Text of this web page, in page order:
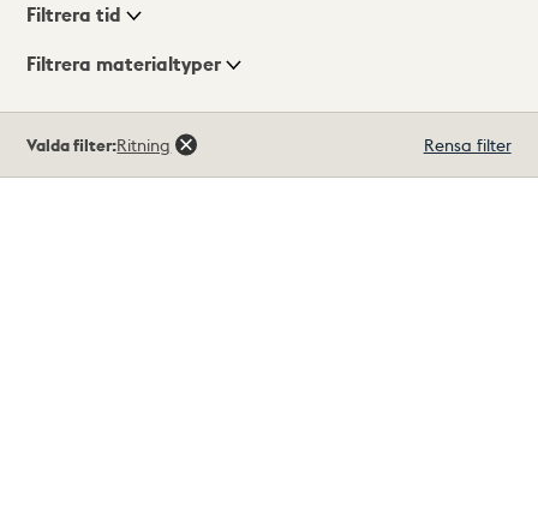
Visningsläge
Filtrera tid
Filtrera materialtyper
träffar
Valda filter:Ritning Rensa filter